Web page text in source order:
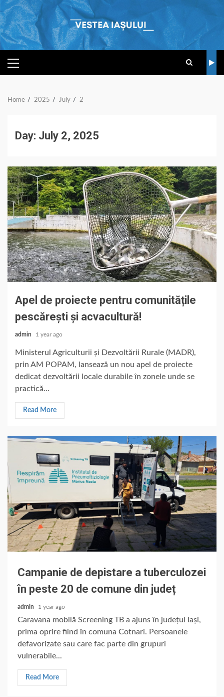
Skip
to
content
PRIMARY
MENU
Home 2025 July 2
Day: July 2, 2025
Apel de proiecte pentru comunitățile
pescărești și acvacultură!
admin 1 year ago
Ministerul Agriculturii și Dezvoltării Rurale (MADR),
prin AM POPAM, lansează un nou apel de proiecte
dedicat dezvoltării locale durabile în zonele unde se
practică...
Read More
Campanie de depistare a tuberculozei
în peste 20 de comune din județ
admin 1 year ago
Caravana mobilă Screening TB a ajuns în județul Iași,
prima oprire fiind în comuna Cotnari. Persoanele
defavorizate sau care fac parte din grupuri
vulnerabile...
Read More